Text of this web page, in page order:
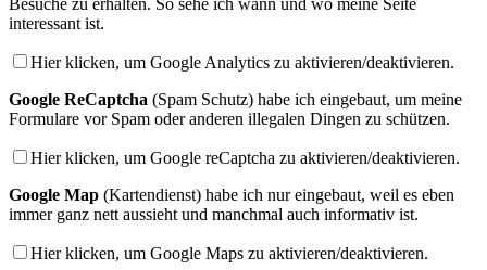
Besuche zu erhalten. So sehe ich wann und wo meine Seite
interessant ist.
Hier klicken, um Google Analytics zu aktivieren/deaktivieren.
Google ReCaptcha (Spam Schutz) habe ich eingebaut, um meine
Formulare vor Spam oder anderen illegalen Dingen zu schützen.
Hier klicken, um Google reCaptcha zu aktivieren/deaktivieren.
Google Map (Kartendienst) habe ich nur eingebaut, weil es eben
immer ganz nett aussieht und manchmal auch informativ ist.
Hier klicken, um Google Maps zu aktivieren/deaktivieren.